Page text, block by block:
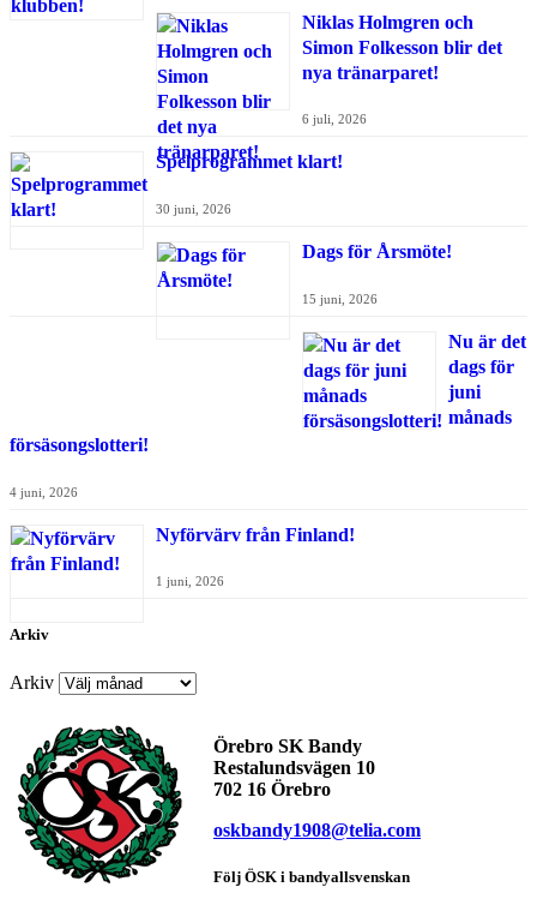
Niklas Holmgren och
Simon Folkesson blir det
nya tränarparet!
6 juli, 2026
Spelprogrammet klart!
30 juni, 2026
Dags för Årsmöte!
15 juni, 2026
Nu är det
dags för
juni
månads
försäsongslotteri!
4 juni, 2026
Nyförvärv från Finland!
1 juni, 2026
Arkiv
Arkiv
Örebro SK Bandy
Restalundsvägen 10
702 16 Örebro
oskbandy1908@telia.com
Följ ÖSK i bandyallsvenskan